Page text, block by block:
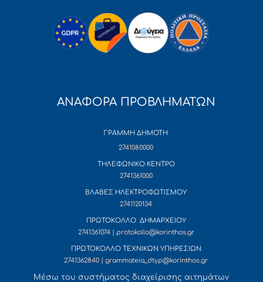
ΑΝΑΦΟΡΑ ΠΡΟΒΛΗΜΑΤΩΝ
ΓΡΑΜΜΗ ΔΗΜΟΤΗ
2741080000
ΤΗΛΕΦΩΝΙΚΟ ΚΕΝΤΡΟ
2741361000
ΒΛΑΒΕΣ ΗΛΕΚΤΡΟΦΩΤΙΣΜΟΥ
2741120134
ΠΡΩΤΟΚΟΛΛΟ ΔΗΜΑΡΧΕΙΟΥ
2741361074 | protokollo@korinthos.gr
ΠΡΩΤΟΚΟΛΛΟ ΤΕΧΝΙΚΩΝ ΥΠΗΡΕΣΙΩΝ
2741362840 | grammateia_dtyp@korinthos.gr
Mέσω του συστήματος διαχείρισης αιτημάτων